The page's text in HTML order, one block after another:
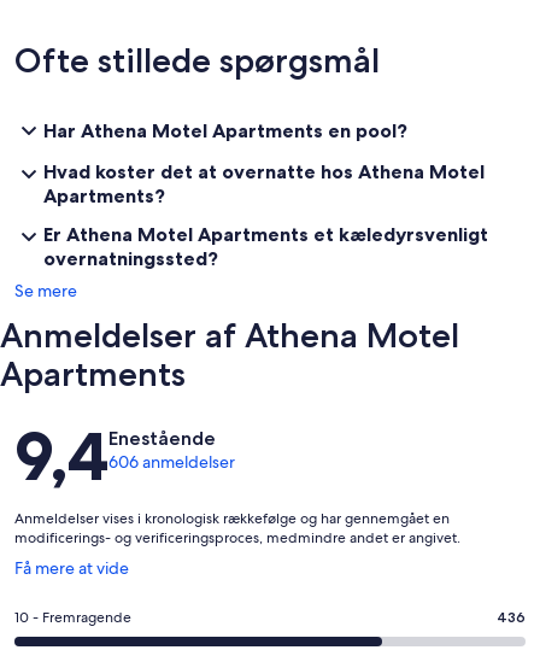
Ofte stillede spørgsmål
Har Athena Motel Apartments en pool?
Hvad koster det at overnatte hos Athena Motel
Apartments?
Er Athena Motel Apartments et kæledyrsvenligt
overnatningssted?
Se mere
Anmeldelser af Athena Motel
Apartments
Anmeldelser
9,4Enestående
606 anmeldelser
Anmeldelser vises i kronologisk rækkefølge og har gennemgået en
modificerings- og verificeringsproces, medmindre andet er angivet.
Få mere at vide
Åbner
et
nyt
Bedømmelse
på
10 - Fremragende 436